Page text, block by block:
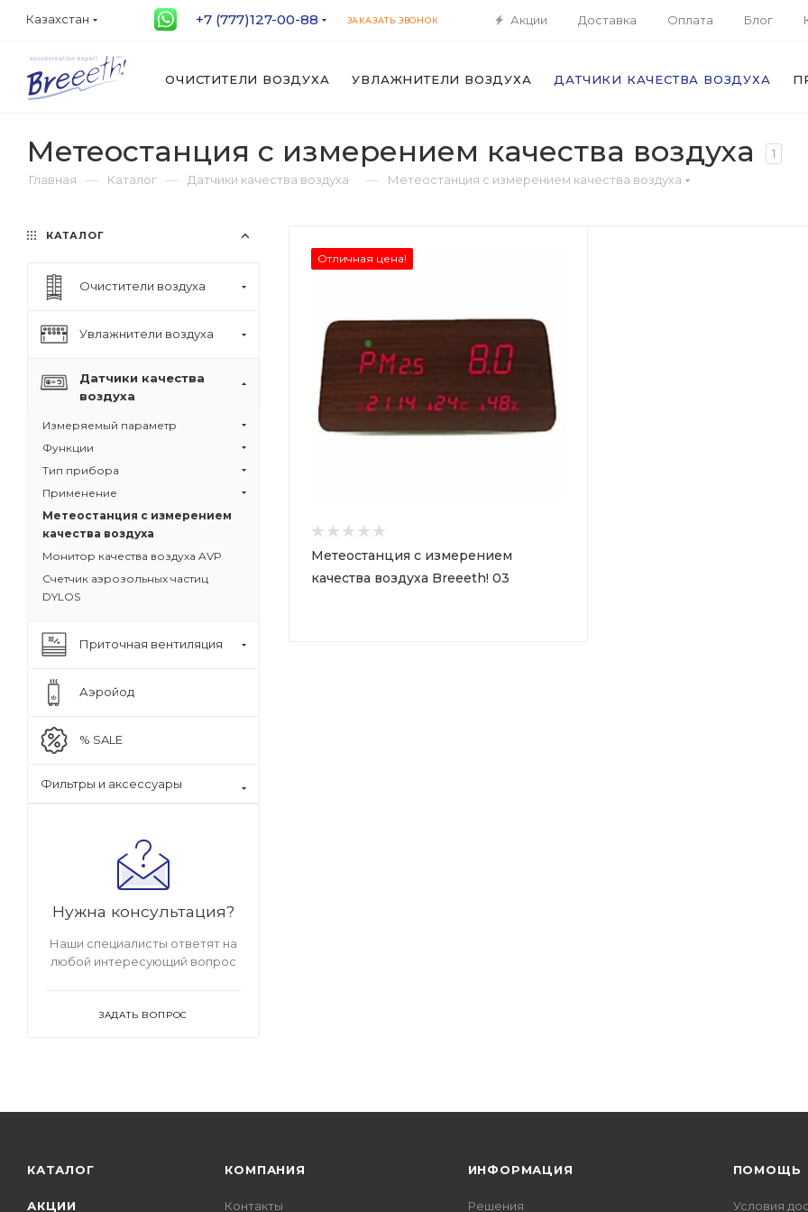
Казахстан +7 (777)127-00-88 ЗАКАЗАТЬ ЗВОНОК Акции Доставка Оплата Блог
ОЧИСТИТЕЛИ ВОЗДУХА УВЛАЖНИТЕЛИ ВОЗДУХА ДАТЧИКИ КАЧЕСТВА ВОЗДУХА
Метеостанция с измерением качества воздуха
1
Главная
— Каталог — Датчики качества воздуха — Метеостанция с измерением качества воздуха
Отличная цена!
Метеостанция с измерением
качества воздуха Breeeth! 03
КАТАЛОГ
Очистители воздуха
Увлажнители воздуха
Датчики качества
воздуха
Измеряемый параметр
Функции
Тип прибора
Применение
Метеостанция с измерением
качества воздуха
Монитор качества воздуха AVP
Счетчик аэрозольных частиц
DYLOS
Приточная вентиляция
Аэройод
% SALE
Фильтры и аксессуары
Нужна консультация?
Наши специалисты ответят на
любой интересующий вопрос
ЗАДАТЬ ВОПРОС
КАТАЛОГ
АКЦИИ
КОМПАНИЯ
Контакты
ИНФОРМАЦИЯ
Решения
ПОМОЩЬ
Условия